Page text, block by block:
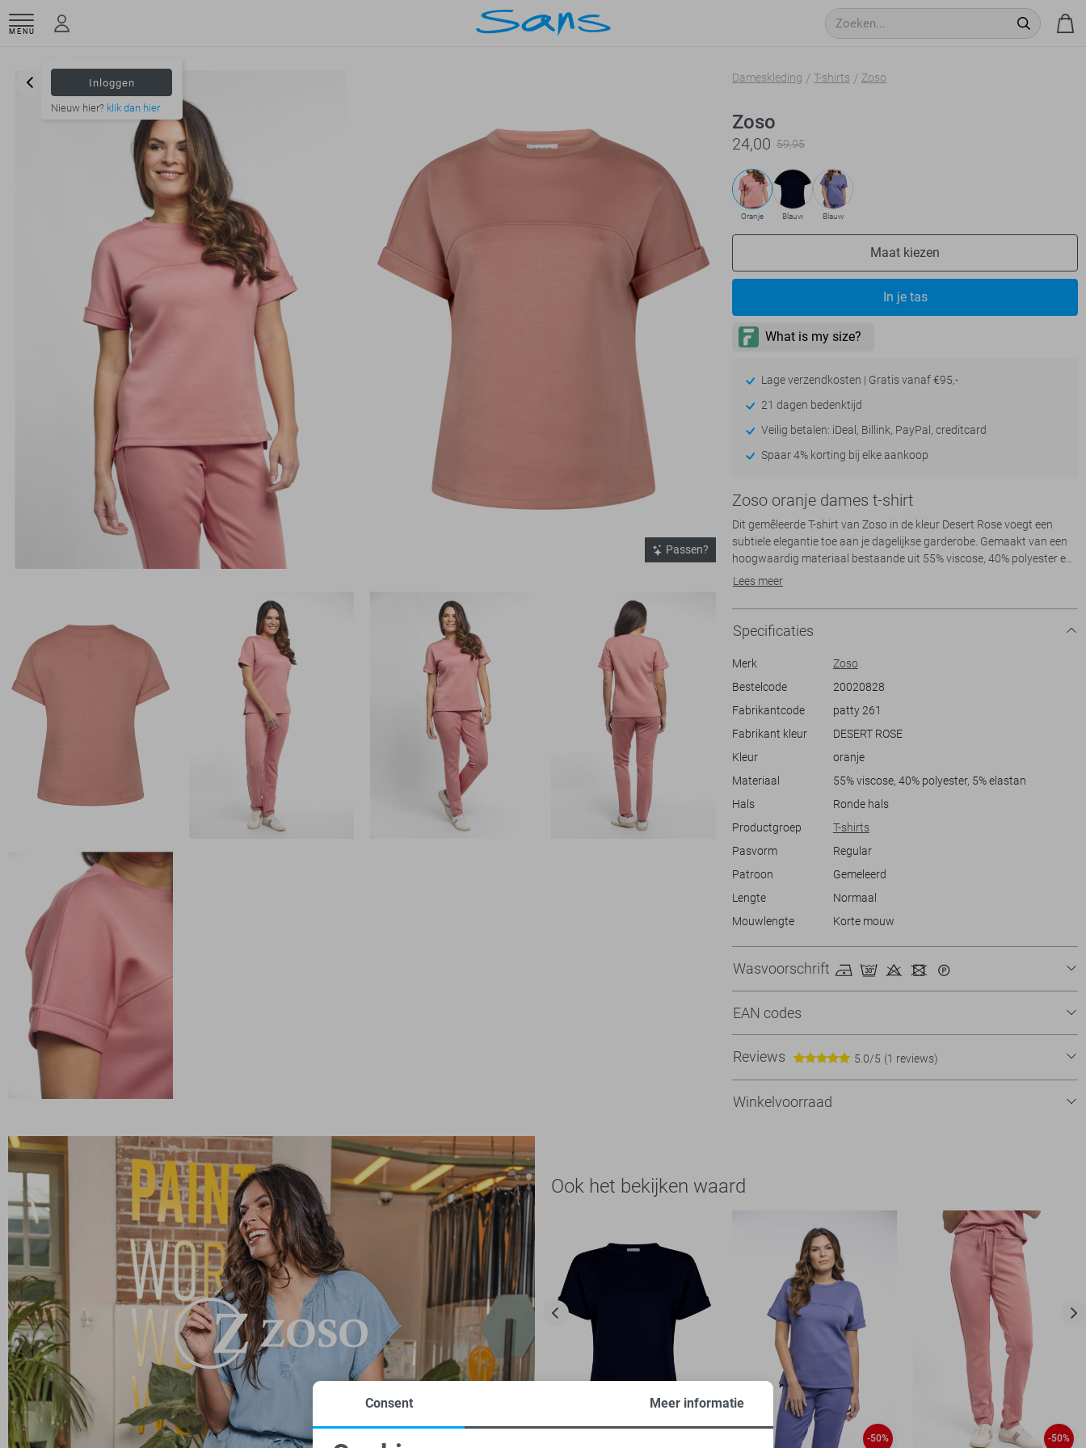
MENU
Inloggen
Nieuw hier? klik dan hier
Passen?
Dameskleding T-shirts Zoso
Zoso
24,00 59,95
Oranje Blauw Blauw
Maat kiezen
In je tas
Lage verzendkosten | Gratis vanaf €95,-
21 dagen bedenktijd
Veilig betalen: iDeal, Billink, PayPal, creditcard
Spaar 4% korting bij elke aankoop
Zoso oranje dames t-shirt
Dit gemêleerde T-shirt van Zoso in de kleur Desert Rose voegt een
subtiele elegantie toe aan je dagelijkse garderobe. Gemaakt van een
hoogwaardig materiaal bestaande uit 55% viscose, 40% polyester en
5% elastan, biedt het een comfortabele en flexibele pasvorm. De ronde
uitstraling, ideaal voor een ontspannen middag in het park of een
informele lunch met vrienden.
Met zijn regular fit past dit dames T-shirt van Zoso perfect bij diverse
maakt het een veelzijdige keuze, gemakkelijk te combineren met een
broek of rok voor een ongedwongen look. Het gemêleerde patroon
voegt een interessant visueel element toe, waardoor dit T-shirt niet
een geweldige keuze voor elke dag.
Lees meer
Specificaties
Merk
Zoso
Bestelcode
20020828
Fabrikantcode
patty 261
Fabrikant kleur
DESERT ROSE
Kleur
oranje
Materiaal
55% viscose, 40% polyester, 5% elastan
Hals
Ronde hals
Productgroep
T-shirts
Pasvorm
Regular
Patroon
Gemeleerd
Lengte
Normaal
Mouwlengte
Korte mouw
Wasvoorschrift
EAN codes
Reviews 5.0/5 (1 reviews)
Winkelvoorraad
Ook het bekijken waard
-50% -50%
Consent Meer informatie